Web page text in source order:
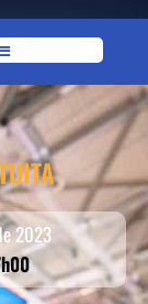
2023